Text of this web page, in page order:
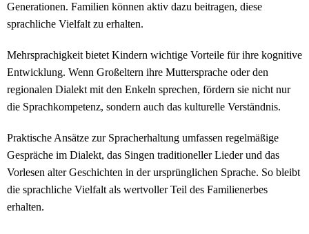
Generationen. Familien können aktiv dazu beitragen, diese
sprachliche Vielfalt zu erhalten.
Mehrsprachigkeit bietet Kindern wichtige Vorteile für ihre kognitive
Entwicklung. Wenn Großeltern ihre Muttersprache oder den
regionalen Dialekt mit den Enkeln sprechen, fördern sie nicht nur
die Sprachkompetenz, sondern auch das kulturelle Verständnis.
Praktische Ansätze zur Spracherhaltung umfassen regelmäßige
Gespräche im Dialekt, das Singen traditioneller Lieder und das
Vorlesen alter Geschichten in der ursprünglichen Sprache. So bleibt
die sprachliche Vielfalt als wertvoller Teil des Familienerbes
erhalten.